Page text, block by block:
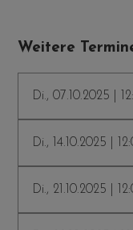
Weitere
Di., 07.10.2025 |
Di., 14.10.2025 |
Di., 21.10.2025 |